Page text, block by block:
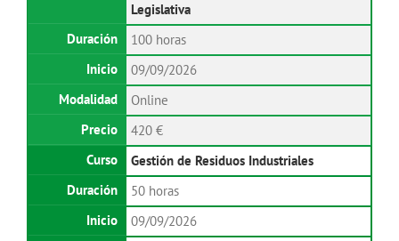
Legislativa
100 horas
09/09/2026
Online
420 €
Gestión de Residuos Industriales
50 horas
09/09/2026